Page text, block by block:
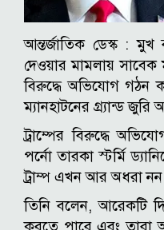
আন্তর্জাতিক ডেস্ক : মুখ
দেওয়ার মামলায় সাবেক
বিরুদ্ধে অভিযোগ গঠন
ম্যানহাটনের গ্র্যান্ড
ট্রাম্পের বিরুদ্ধে
পর্নো তারকা স্টর্মি
ট্রাম্প এখন আর অধরা
তিনি বলেন, আরেকটি